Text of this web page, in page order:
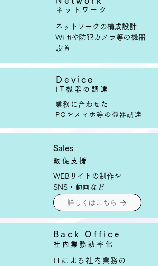
ネットワーク
ネットワークの構成設計
​Wi-fiや防犯カメラ等の機器
設置
Device
​IT機器の調達
業務に合わせた
PCやスマホ等の機器調達
Sales
販促支援
WEBサイトの制作や
​SNS・動画など
詳しくはこちら
Back Office
社内​業務効率化
ITによる社内業務の